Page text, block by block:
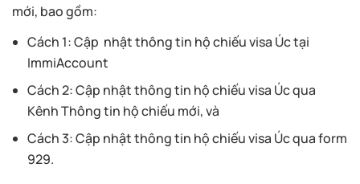
mới, bao gồm:
Cách 1: Cập nhật thông tin hộ chiếu visa Úc tại
ImmiAccount
Cách 2: Cập nhật thông tin hộ chiếu visa Úc qua
Kênh Thông tin hộ chiếu mới, và
Cách 3: Cập nhật thông tin hộ chiếu visa Úc qua form
929.